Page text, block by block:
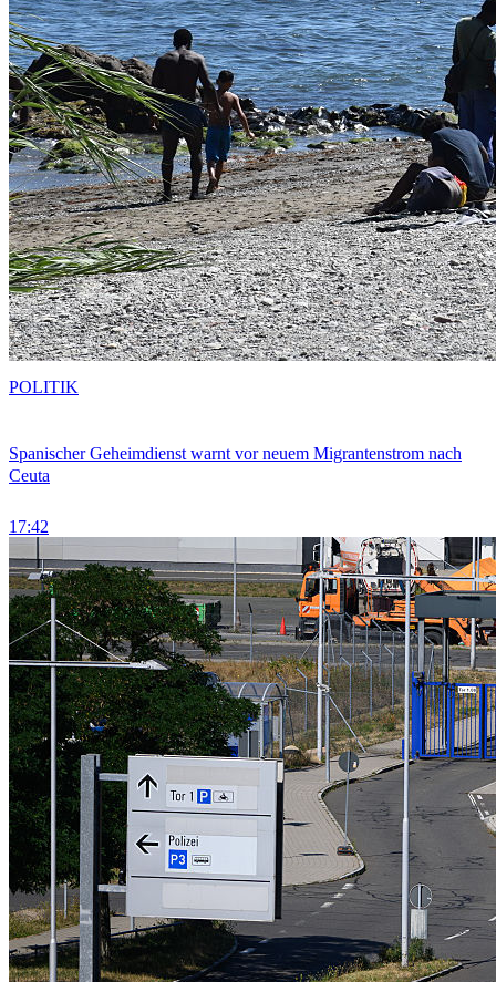
Spanischer Geheimdienst warnt vor neuem Migrantenstrom nach
Ceuta
17:42
POLITIK